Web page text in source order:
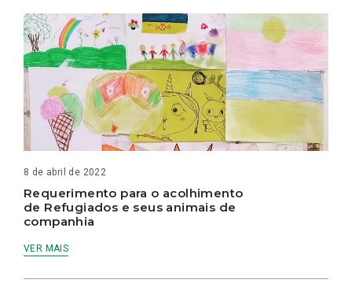
8 de abril de 2022
Requerimento para o acolhimento
de Refugiados e seus animais de
companhia
VER MAIS